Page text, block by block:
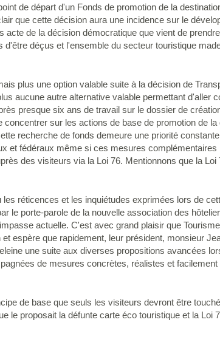
de départ d'un Fonds de promotion de la
que cette décision aura une incidence sur le
acte de la décision démocratique que vient de
déçus et l'ensemble du secteur touristique
plus une option valable suite à la décision de
aucune autre alternative valable permettant d'aller
presque six ans de travail sur le dossier de
sur les actions de base de promotion de
recherche de fonds demeure une priorité
et fédéraux même si ces mesures
des visiteurs via la Loi 76. Mentionnons que la
réticences et les inquiétudes exprimées lors de
le porte-parole de la nouvelle association des
actuelle. C'est avec grand plaisir que
espère que rapidement, leur président, monsieur
une suite aux diverses propositions avancées
de mesures concrètes, réalistes et
de base que seuls les visiteurs devront être
le proposait la défunte carte éco touristique et la Loi